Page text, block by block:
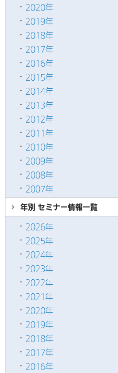
2020年
2019年
2018年
2017年
2016年
2015年
2014年
2013年
2012年
2011年
2010年
2009年
2008年
2007年
年別 セミナー情報一覧
2026年
2025年
2024年
2023年
2022年
2021年
2020年
2019年
2018年
2017年
2016年